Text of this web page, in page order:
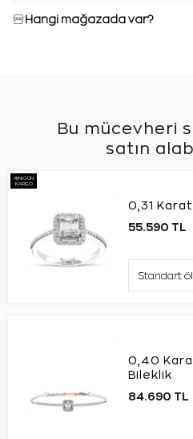
Hangi mağazada var?
Bu mücevheri
satın
AYNI GÜN
KARGO
0,31
55.590 TL
0,40
Bileklik
84.690 TL